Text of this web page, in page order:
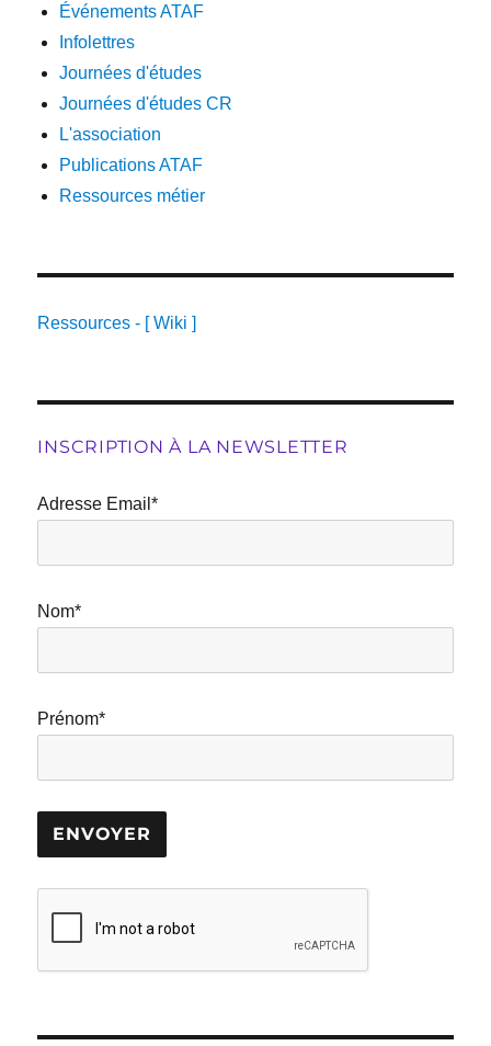
Événements ATAF
Infolettres
Journées d'études
Journées d'études CR
L'association
Publications ATAF
Ressources métier
Ressources - [ Wiki ]
INSCRIPTION À LA NEWSLETTER
Adresse Email*
Nom*
Prénom*